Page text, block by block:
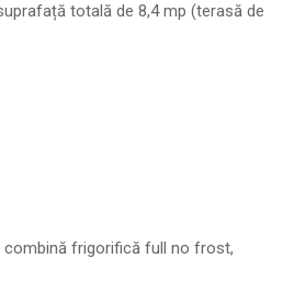
totală de 8,4 mp (terasă de
combină frigorifică full no frost,